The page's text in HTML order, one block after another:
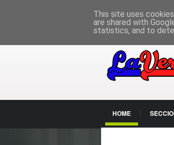
HOME
This site uses
are shared with
statistics, and to